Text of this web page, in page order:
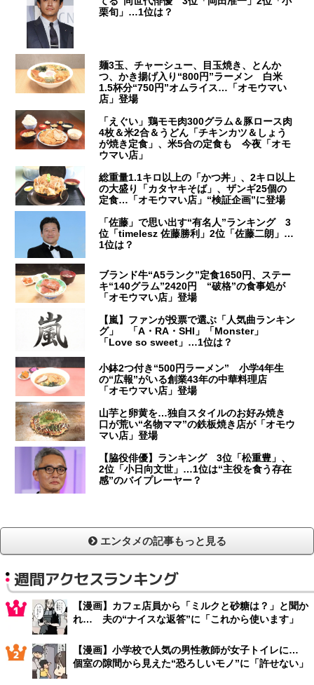
栗旬」…1位は？
麺3玉、チャーシュー、目玉焼き、とんか
つ、かき揚げ入り“800円”ラーメン 白米
1.5杯分“750円”オムライス…「オモウマい
店」登場
「えぐい」鶏モモ肉300グラム＆豚ロース肉
4枚＆米2合＆うどん「チキンカツ＆しょう
が焼き定食」、米5合の定食も 今夜「オモ
ウマい店」
総重量1.1キロ以上の「かつ丼」、2キロ以上
の大盛り「カタヤキそば」、ザンギ25個の
定食…「オモウマい店」“検証企画”に登場
「佐藤」で思い出す“有名人”ランキング 3
位「timelesz 佐藤勝利」2位「佐藤二朗」…
1位は？
ブランド牛“A5ランク”定食1650円、ステー
キ“140グラム”2420円 “破格”の食事処が
「オモウマい店」登場
【嵐】ファンが投票で選ぶ「人気曲ランキン
グ」 「A・RA・SHI」「Monster」
「Love so sweet」…1位は？
小鉢2つ付き“500円ラーメン” 小学4年生
の“広報”がいる創業43年の中華料理店
「オモウマい店」登場
山芋と卵黄を…独自スタイルのお好み焼き
口が荒い“名物ママ”の鉄板焼き店が「オモウ
マい店」登場
【脇役俳優】ランキング 3位「松重豊」、
2位「小日向文世」…1位は“主役を食う存在
感”のバイプレーヤー？
エンタメの記事もっと見る
週間アクセスランキング
【漫画】カフェ店員から「ミルクと砂糖は？」と聞か
れ… 夫の“ナイスな返答”に「これから使います」
【漫画】小学校で人気の男性教師が女子トイレに…
個室の隙間から見えた“恐ろしいモノ”に「許せない」